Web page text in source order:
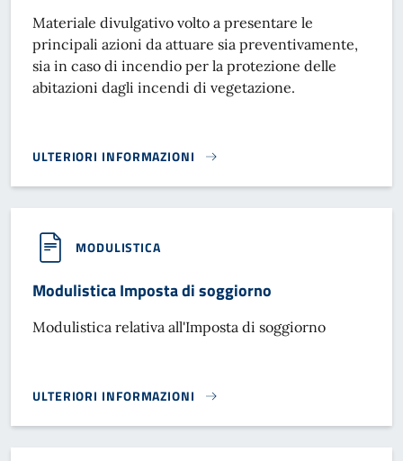
Materiale divulgativo volto a presentare le
principali azioni da attuare sia preventivamente,
sia in caso di incendio per la protezione delle
abitazioni dagli incendi di vegetazione.
ULTERIORI INFORMAZIONI
VADEMECUM SUGLI INCENDI D'INTERFACCIA URBANO-
MODULISTICA
Modulistica Imposta di soggiorno
Modulistica relativa all'Imposta di soggiorno
ULTERIORI INFORMAZIONI
MODULISTICA IMPOSTA DI SOGGIORNO}